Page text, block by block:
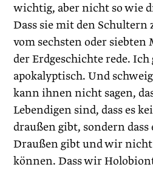
wichtig, aber nicht so wie
Dass sie mit den
vom sechsten oder siebten
der Erdgeschichte rede. Ich
apokalyptisch. Und
kann ihnen nicht sagen,
Lebendigen sind, dass es
draußen gibt, sondern dass
Draußen gibt und wir nicht
können. Dass wir